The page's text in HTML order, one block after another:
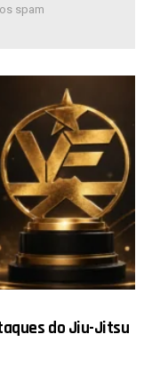
spam
do Jiu-Jitsu